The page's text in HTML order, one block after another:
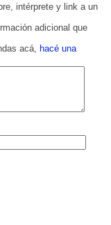
intérprete y link a un
adicional que
acá, hacé una